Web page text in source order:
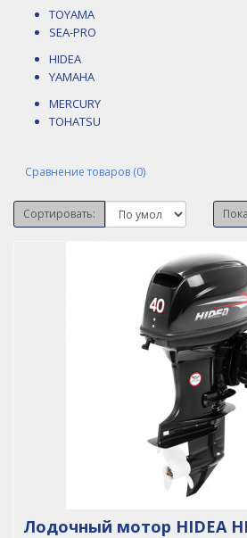
TOYAMA
SEA-PRO
HIDEA
YAMAHA
MERCURY
TOHATSU
Сравнение товаров (0)
Сортировать:
Лодочный мотор HIDEA